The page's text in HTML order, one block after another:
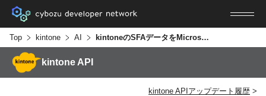
Top kintone AI kintoneのSFAデータをMicrosoft 365 Copilotから自然言語で問い合わせる
kintone API
kintone APIアップデート履歴